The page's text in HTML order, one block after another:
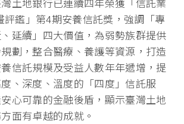
評鑑」第4期安養信託獎，強調「專
延續」四大價值，為弱勢族群提供
劃，整合醫療、養護等資源，打造
信託規模及受益人數年年遞增，提
、深度、溫度的「四度」信託服
心可靠的金融後盾，顯示臺灣土地
面有卓越的成就。